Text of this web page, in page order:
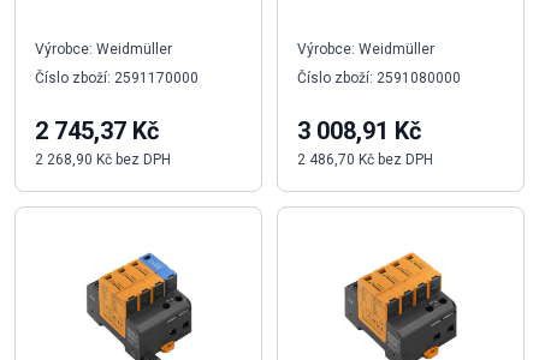
Výrobce: Weidmüller
Číslo zboží: 2591170000
2 745,37 Kč
2 268,90 Kč bez DPH
Výrobce: Weidmüller
Číslo zboží: 2591080000
3 008,91 Kč
2 486,70 Kč bez DPH